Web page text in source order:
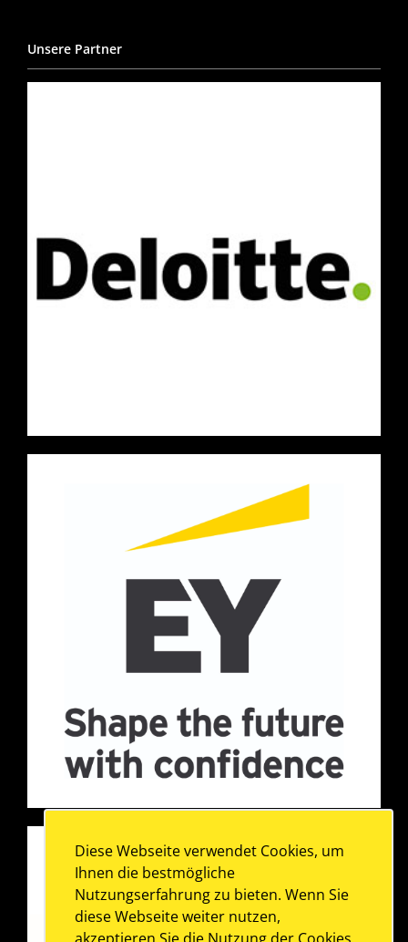
Diese Webseite verwendet Cookies, um
Ihnen die bestmögliche
Nutzungserfahrung zu bieten. Wenn Sie
diese Webseite weiter nutzen,
akzeptieren Sie die Nutzung der Cookies.
Unsere Partner